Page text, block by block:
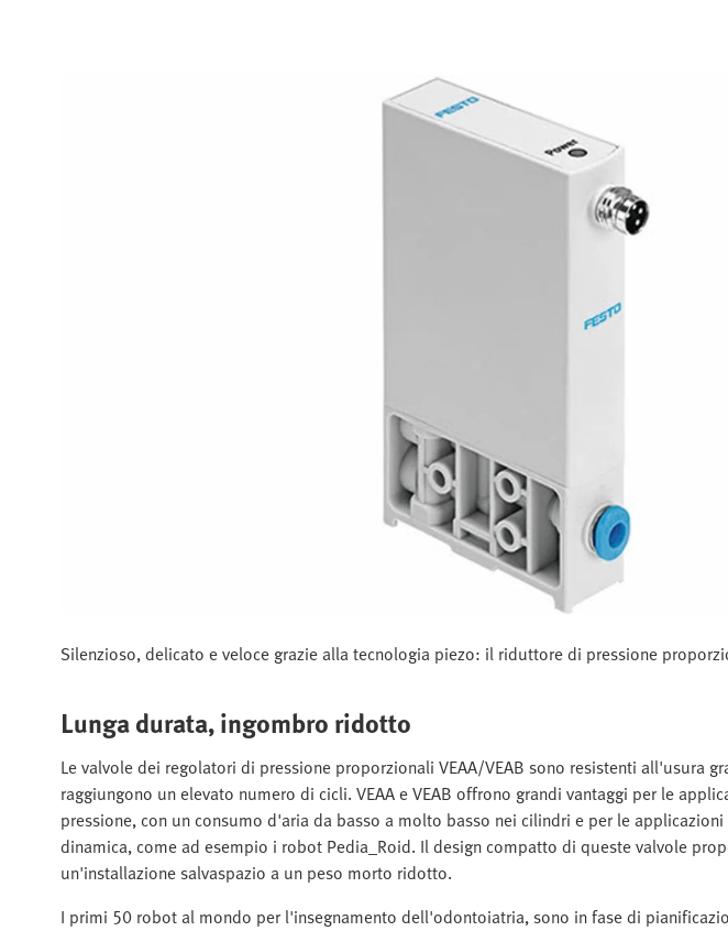
Silenzioso, delicato e veloce grazie alla tecnologia piezo: il riduttore di pressione
Lunga durata, ingombro ridotto
Le valvole dei regolatori di pressione proporzionali VEAA/VEAB sono resistenti all'usura
raggiungono un elevato numero di cicli. VEAA e VEAB offrono grandi vantaggi per le
pressione, con un consumo d'aria da basso a molto basso nei cilindri e per le
dinamica, come ad esempio i robot Pedia_Roid. Il design compatto di queste valvole
un'installazione salvaspazio a un peso morto ridotto.
I primi 50 robot al mondo per l'insegnamento dell'odontoiatria, sono in fase di